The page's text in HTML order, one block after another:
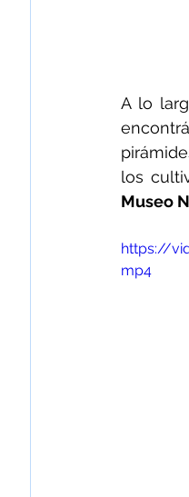
A lo
los
Museo
https://
mp4